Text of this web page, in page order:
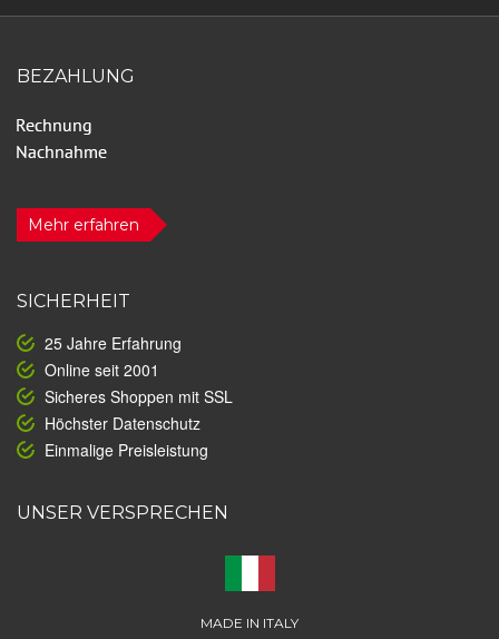
BEZAHLUNG
Mehr erfahren
SICHERHEIT
25 Jahre Erfahrung
Online seit 2001
Sicheres Shoppen mit SSL
Höchster Datenschutz
Einmalige Preisleistung
UNSER VERSPRECHEN
MADE IN ITALY